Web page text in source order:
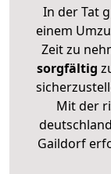
In der Tat
einem
Zeit zu
sorgfältig
Mit der
Gaildorf